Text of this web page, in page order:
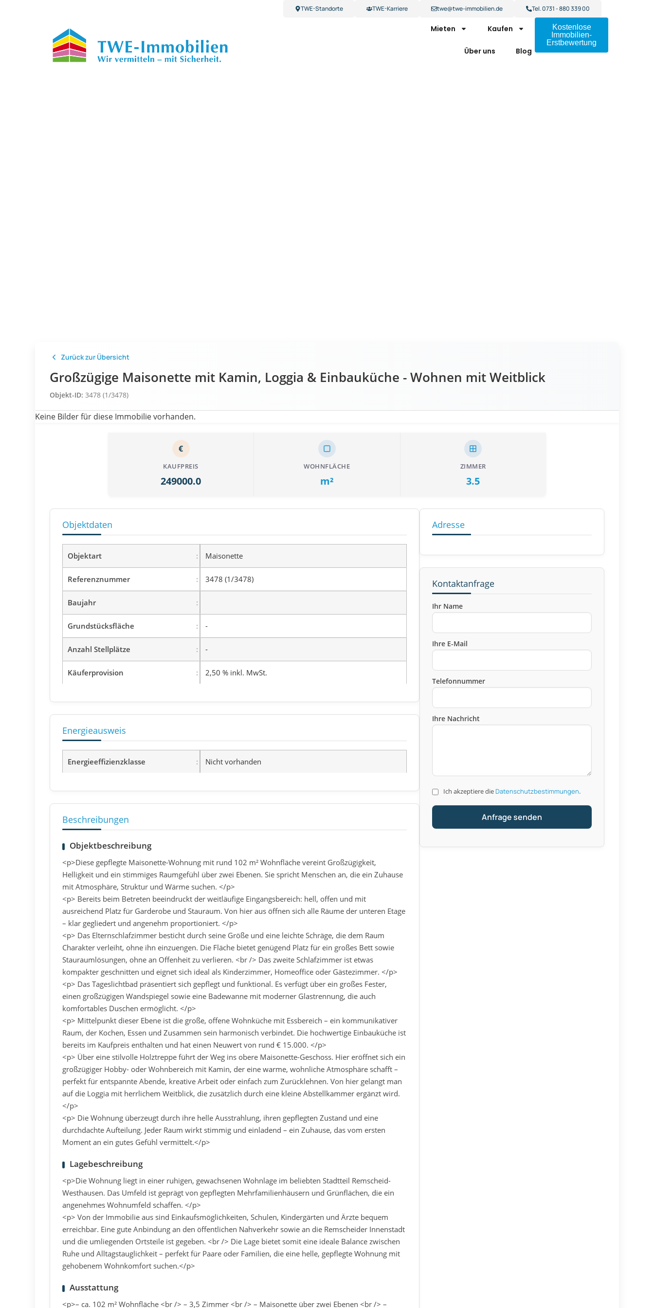
Tel. 0731 - 880 339 00
twe@twe-immobilien.de
TWE-Karriere
TWE-Standorte
Mieten Kaufen
Über uns Blog
Kostenlose
Immobilien-
Erstbewertung
Zurück zur Übersicht
Großzügige Maisonette mit Kamin, Loggia & Einbauküche - Wohnen mit Weitblick
Objekt-ID: 3478 (1/3478)
Keine Bilder für diese Immobilie vorhanden.
€
KAUFPREIS
249000.0
WOHNFLÄCHE
m²
ZIMMER
3.5
Objektdaten
Objektart Maisonette
Referenznummer 3478 (1/3478)
Baujahr
Grundstücksfläche -
Anzahl Stellplätze -
Käuferprovision 2,50 % inkl. MwSt.
Energieausweis
Energieeffizienzklasse Nicht vorhanden
Beschreibungen
Objektbeschreibung
<p>Diese gepflegte Maisonette-Wohnung mit rund 102 m² Wohnfläche vereint Großzügigkeit,
Helligkeit und ein stimmiges Raumgefühl über zwei Ebenen. Sie spricht Menschen an, die ein Zuhause
mit Atmosphäre, Struktur und Wärme suchen. </p>
<p> Bereits beim Betreten beeindruckt der weitläufige Eingangsbereich: hell, offen und mit
ausreichend Platz für Garderobe und Stauraum. Von hier aus öffnen sich alle Räume der unteren Etage
– klar gegliedert und angenehm proportioniert. </p>
<p> Das Elternschlafzimmer besticht durch seine Größe und eine leichte Schräge, die dem Raum
Charakter verleiht, ohne ihn einzuengen. Die Fläche bietet genügend Platz für ein großes Bett sowie
Stauraumlösungen, ohne an Offenheit zu verlieren. <br /> Das zweite Schlafzimmer ist etwas
kompakter geschnitten und eignet sich ideal als Kinderzimmer, Homeoffice oder Gästezimmer. </p>
<p> Das Tageslichtbad präsentiert sich gepflegt und funktional. Es verfügt über ein großes Fester,
einen großzügigen Wandspiegel sowie eine Badewanne mit moderner Glastrennung, die auch
komfortables Duschen ermöglicht. </p>
<p> Mittelpunkt dieser Ebene ist die große, offene Wohnküche mit Essbereich – ein kommunikativer
Raum, der Kochen, Essen und Zusammen sein harmonisch verbindet. Die hochwertige Einbauküche ist
bereits im Kaufpreis enthalten und hat einen Neuwert von rund € 15.000. </p>
<p> Über eine stilvolle Holztreppe führt der Weg ins obere Maisonette-Geschoss. Hier eröffnet sich ein
großzügiger Hobby- oder Wohnbereich mit Kamin, der eine warme, wohnliche Atmosphäre schafft –
perfekt für entspannte Abende, kreative Arbeit oder einfach zum Zurücklehnen. Von hier gelangt man
auf die Loggia mit herrlichem Weitblick, die zusätzlich durch eine kleine Abstellkammer ergänzt wird.
</p>
<p> Die Wohnung überzeugt durch ihre helle Ausstrahlung, ihren gepflegten Zustand und eine
durchdachte Aufteilung. Jeder Raum wirkt stimmig und einladend – ein Zuhause, das vom ersten
Moment an ein gutes Gefühl vermittelt.</p>
Lagebeschreibung
<p>Die Wohnung liegt in einer ruhigen, gewachsenen Wohnlage im beliebten Stadtteil Remscheid-
Westhausen. Das Umfeld ist geprägt von gepflegten Mehrfamilienhäusern und Grünflächen, die ein
angenehmes Wohnumfeld schaffen. </p>
<p> Von der Immobilie aus sind Einkaufsmöglichkeiten, Schulen, Kindergärten und Ärzte bequem
erreichbar. Eine gute Anbindung an den öffentlichen Nahverkehr sowie an die Remscheider Innenstadt
und die umliegenden Ortsteile ist gegeben. <br /> Die Lage bietet somit eine ideale Balance zwischen
Ruhe und Alltagstauglichkeit – perfekt für Paare oder Familien, die eine helle, gepflegte Wohnung mit
gehobenem Wohnkomfort suchen.</p>
Ausstattung
<p>– ca. 102 m² Wohnfläche <br /> – 3,5 Zimmer <br /> – Maisonette über zwei Ebenen <br /> –
Adresse
Kontaktanfrage
Ihr Name
Ihre E-Mail
Telefonnummer
Ihre Nachricht
Ich akzeptiere die Datenschutzbestimmungen.
Anfrage senden